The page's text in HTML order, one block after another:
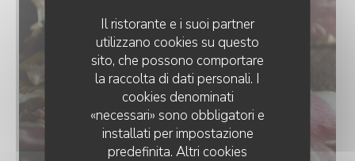
Il ristorante e i suoi partner
utilizzano cookies su questo
sito, che possono comportare
la raccolta di dati personali. I
cookies denominati
«necessari» sono obbligatori e
installati per impostazione
predefinita. Altri cookies